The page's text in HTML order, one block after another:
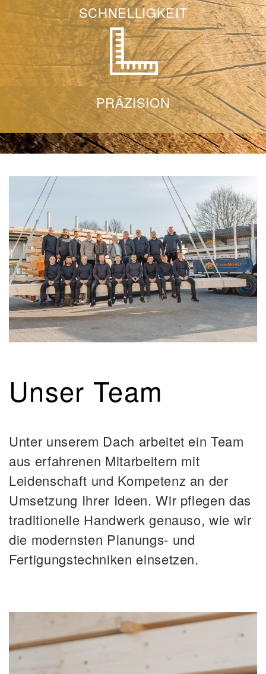
SCHNELLIGKEIT
PRÄZISION
Unser Team
Unter unserem Dach arbeitet ein Team
aus erfahrenen Mitarbeitern mit
Leidenschaft und Kompetenz an der
Umsetzung Ihrer Ideen. Wir pflegen das
traditionelle Handwerk genauso, wie wir
die modernsten Planungs- und
Fertigungstechniken einsetzen.